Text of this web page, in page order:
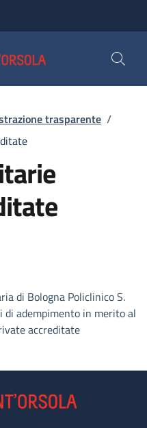
trasparente /
di Bologna Policlinico S.
di adempimento in merito al
accreditate